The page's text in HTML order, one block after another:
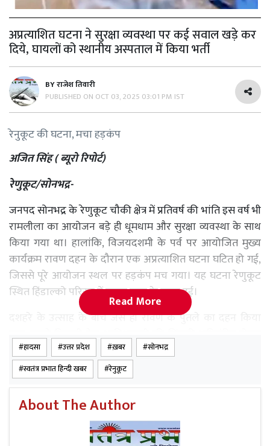
अप्रत्याशित घटना ने सुरक्षा व्यवस्था पर कई सवाल खड़े कर
दिये, घायलों को स्थानीय अस्पताल में किया भर्ती
BYराजेश तिवारी
PUBLISHED ON OCT 03, 2025 03:01 PM IST
रेनुकूट की घटना, मचा हड़कंप
अजित सिंह ( ब्यूरो रिपोर्ट)
रेणुकूट/सोनभद्र-
जनपद सोनभद्र के रेणुकूट चौकी क्षेत्र में प्रतिवर्ष की भांति इस वर्ष भी
रामलीला का आयोजन बड़े ही धूमधाम और सुरक्षा व्यवस्था के साथ
किया गया था। हालांकि, विजयदशमी के पर्व पर आयोजित मुख्य
कार्यक्रम रावण दहन के दौरान एक अप्रत्याशित घटना घटित हो गई,
जिससे पूरे आयोजन स्थल पर हड़कंप मच गया। यह घटना रेणुकूट
स्थित हिंडाल्को परिसर में रावण दहन के समय हुई।
दशहरे के उत्साह के बीच जैसे ही रावण के पुतले का दहन किया
गया, उससे निकली तेज आतिशबाजी की चिंगारी अनियंत्रित होकर
सीधे दर्शकों की भीड़ के बीच जा गिरी। आतिशबाजी के भीड़ में गिरते
ही रामलीला देख रहे लोगों में अफरा-तफरी और भगदड़ मच गई।
दर्शक अपनी जान बचाने के लिए इधर-उधर भागने लगे, जिससे एक
बड़ा हादसा होते-होते बचा। इस दौरान, चार लोग पटाखों की चपेट में
आने से जलकर घायल हो गए।
Read More
हादसा उत्तर प्रदेश ख़बर
सोनभद्र
स्वतंत्र प्रभात हिन्दी खबर
रेनुकूट
About The Author